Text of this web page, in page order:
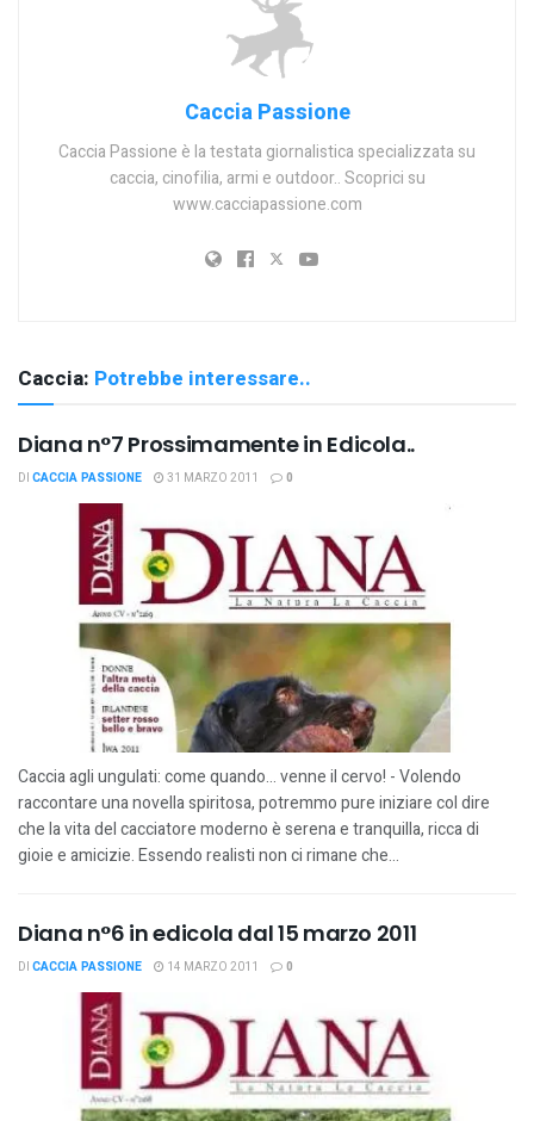
Caccia Passione
Caccia Passione è la testata giornalistica specializzata su
caccia, cinofilia, armi e outdoor.. Scoprici su
www.cacciapassione.com
Caccia: Potrebbe interessare..
Diana n°7 Prossimamente in Edicola..
DI CACCIA PASSIONE 31 MARZO 2011 0
Caccia agli ungulati: come quando… venne il cervo! - Volendo
raccontare una novella spiritosa, potremmo pure iniziare col dire
che la vita del cacciatore moderno è serena e tranquilla, ricca di
gioie e amicizie. Essendo realisti non ci rimane che...
Diana n°6 in edicola dal 15 marzo 2011
DI CACCIA PASSIONE 14 MARZO 2011 0